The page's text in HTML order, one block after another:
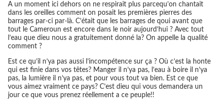
A un moment ici dehors on ne respirait plus parcequ’on chantait
dans les oreilles comment on posait les premières pierres des
barrages par-ci par-là. C’était que les barrages de qoui avant que
tout le Cameroun est encore dans le noir aujourd’hui ? Avec tout
l’eau que dieu nous a gratuitement donné la? On appelle la qualité
comment ?
Est ce qu’il n’ya pas aussi l’incompétence sur ça ? Où c’est la honte
qui est finie dans vos têtes? Manger il n’ya pas, l’eau à boire il n’ya
pas, la lumière il n’ya pas, et pour vous tout va bien. Est ce que
vous aimez vraiment ce pays? C’est dieu qui vous demandera un
jour ce que vous prenez réellement a ce peuple!!